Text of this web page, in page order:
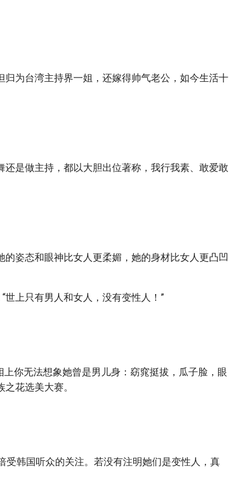
为台湾主持界一姐，还嫁得帅气老公，如今生活十
是做主持，都以大胆出位著称，我行我素、敢爱敢
姿态和眼神比女人更柔媚，她的身材比女人更凸凹
世上只有男人和女人，没有变性人！”
你无法想象她曾是男儿身：窈窕挺拔，瓜子脸，眼
花选美大赛。
受韩国听众的关注。若没有注明她们是变性人，真